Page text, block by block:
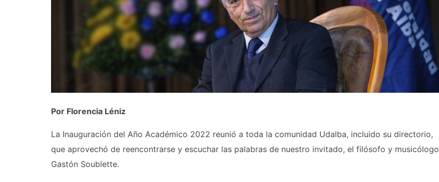
Por Florencia Léniz
La Inauguración del Año Académico 2022 reunió a toda la comunidad Udalba, incluido su directorio,
que aprovechó de reencontrarse y escuchar las palabras de nuestro invitado, el filósofo y musicólogo
Gastón Soublette.